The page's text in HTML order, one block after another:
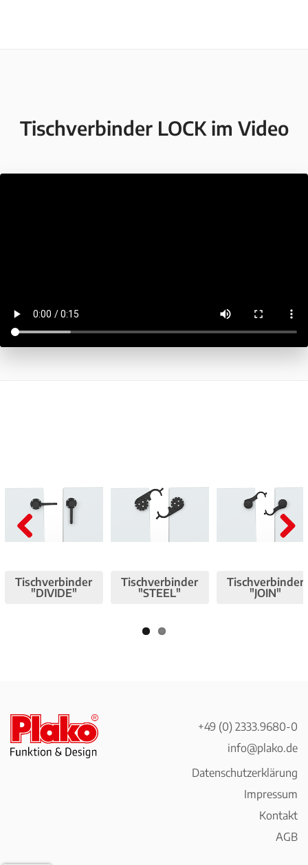
Tischverbinder LOCK im Video
Tischverbinder
"DIVIDE"
Tischverbinder
"STEEL"
Tischverbinder
"JOIN"
s
+49 (0) 2333.9680-0
info@plako.de
Datenschutzerklärung
Impressum
Kontakt
AGB